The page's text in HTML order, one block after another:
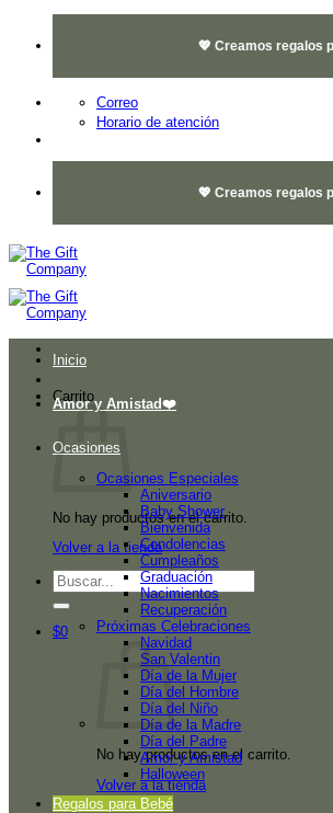
💖 Creamos regalos
Correo
Horario de atención
💖 Creamos regalos
Carrito
No hay productos en el carrito.
Volver a la tienda
Buscar
por:
$0
No hay productos en el carrito.
Volver a la tienda
Inicio
Amor y Amistad❤️
Ocasiones
Ocasiones Especiales
Aniversario
Baby Shower
Bienvenida
Condolencias
Cumpleaños
Graduación
Nacimientos
Recuperación
Próximas Celebraciones
Navidad
San Valentin
Día de la Mujer
Día del Hombre
Día del Niño
Día de la Madre
Día del Padre
Amor y Amistad
Halloween
Regalos para Bebé